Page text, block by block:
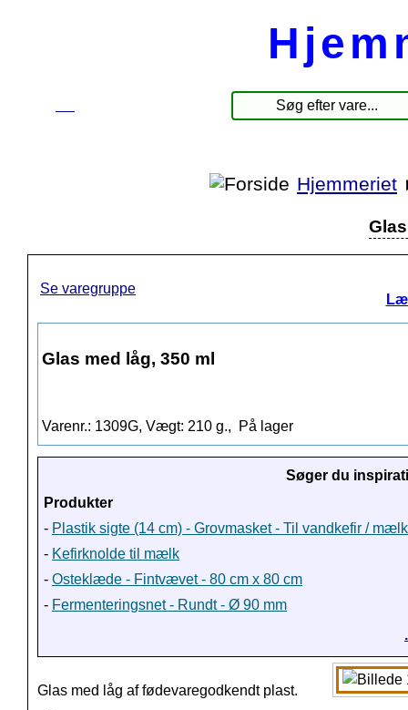
Hjemmeriet
Se varegruppe
Glas med låg, 350 ml
Varenr.: 1309G, Vægt: 210 g., På lager
Søger du
Produkter
- Plastik sigte (14 cm) - Grovmasket - Til vandkefir /
- Kefirknolde til mælk
- Osteklæde - Fintvævet - 80 cm x 80 cm
- Fermenteringsnet - Rundt - Ø 90 mm
Glas med låg affødevaregodkendt plast.